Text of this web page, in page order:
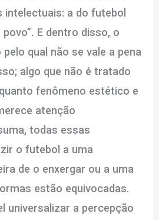
intelectuais: a do futebol
E dentro disso, o
qual não se vale a pena
algo que não é tratado
fenômeno estético e
atenção
todas essas
o futebol a uma
de o enxergar ou a uma
estão equivocadas.
universalizar a percepção